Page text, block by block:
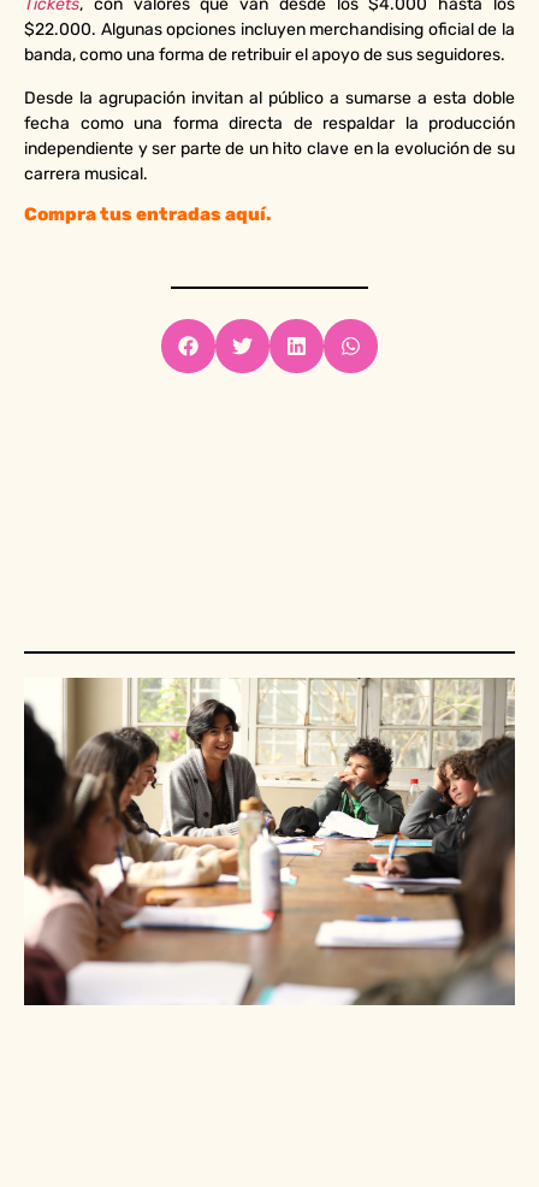
Tickets, con valores que van desde los $4.000 hasta los
$22.000. Algunas opciones incluyen merchandising oficial de la
banda, como una forma de retribuir el apoyo de sus seguidores.
Desde la agrupación invitan al público a sumarse a esta doble
fecha como una forma directa de respaldar la producción
independiente y ser parte de un hito clave en la evolución de su
carrera musical.
Compra tus entradas aquí.